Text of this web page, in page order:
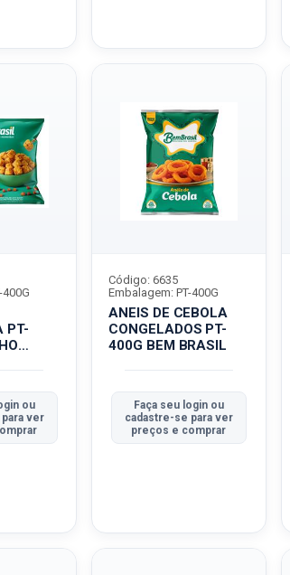
PT-
ou
ver
ANEIS DE CEBOLA
CONGELADOS PT-
400G BEM BRASIL
Código: 6635
Embalagem: PT-400G
Faça seu login ou
cadastre-se para ver
preços e comprar